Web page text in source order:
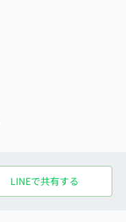
LINEで共有する